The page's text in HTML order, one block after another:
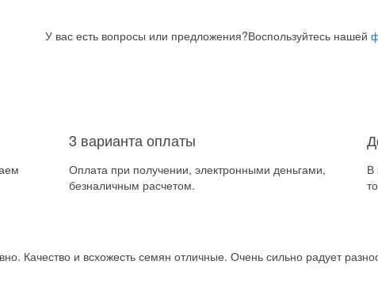
У вас есть вопросы или предложения?Воспользуйтесь нашей
3 варианта оплаты
Оплата при получении, электронными деньгами,
безналичным расчетом.
В
Качество и всхожесть семян отличные. Очень сильно радует